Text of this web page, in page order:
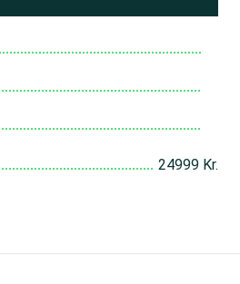
24999 Kr.